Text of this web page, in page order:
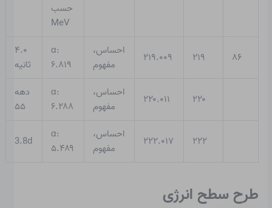
حسب
MeV
۸۶ ۲۱۹ ۲۱۹.۰۰۹
احساس،
مفهوم
α:
۶.۸۱۹
۴.۰
ثانیه
۲۲۰ ۲۲۰.۰۱۱
احساس،
مفهوم
α:
۶.۲۸۸
دهه
۵۵
۲۲۲ ۲۲۲.۰۱۷
احساس،
مفهوم
α:
۵.۴۸۹
3.8d
طرح سطح انرژی